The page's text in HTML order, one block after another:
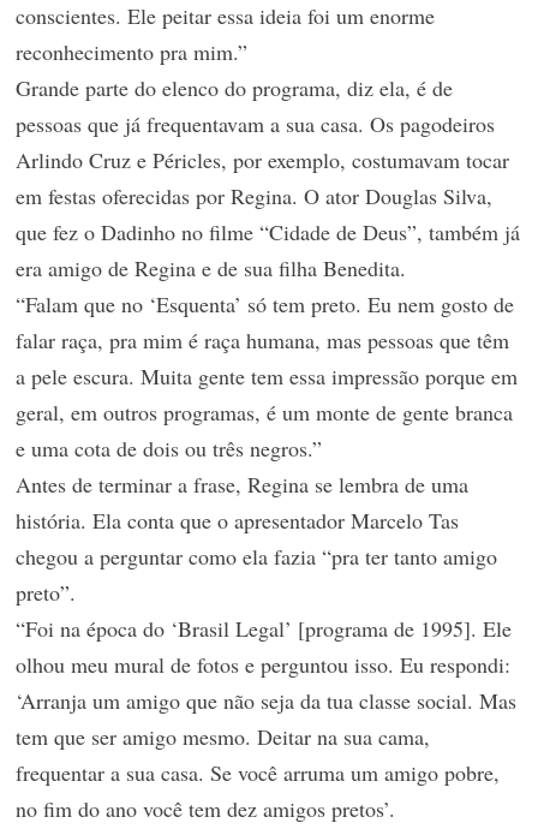
conscientes. Ele peitar essa ideia foi um enorme
reconhecimento pra mim.”
Grande parte do elenco do programa, diz ela, é de
pessoas que já frequentavam a sua casa. Os pagodeiros
Arlindo Cruz e Péricles, por exemplo, costumavam tocar
em festas oferecidas por Regina. O ator Douglas Silva,
que fez o Dadinho no filme “Cidade de Deus”, também já
era amigo de Regina e de sua filha Benedita.
“Falam que no ‘Esquenta’ só tem preto. Eu nem gosto de
falar raça, pra mim é raça humana, mas pessoas que têm
a pele escura. Muita gente tem essa impressão porque em
geral, em outros programas, é um monte de gente branca
e uma cota de dois ou três negros.”
Antes de terminar a frase, Regina se lembra de uma
história. Ela conta que o apresentador Marcelo Tas
chegou a perguntar como ela fazia “pra ter tanto amigo
preto”.
“Foi na época do ‘Brasil Legal’ [programa de 1995]. Ele
olhou meu mural de fotos e perguntou isso. Eu respondi:
‘Arranja um amigo que não seja da tua classe social. Mas
tem que ser amigo mesmo. Deitar na sua cama,
frequentar a sua casa. Se você arruma um amigo pobre,
no fim do ano você tem dez amigos pretos’.